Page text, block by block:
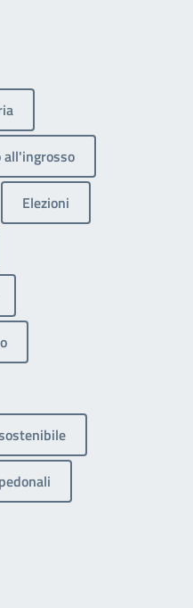
all'ingrosso
Elezioni